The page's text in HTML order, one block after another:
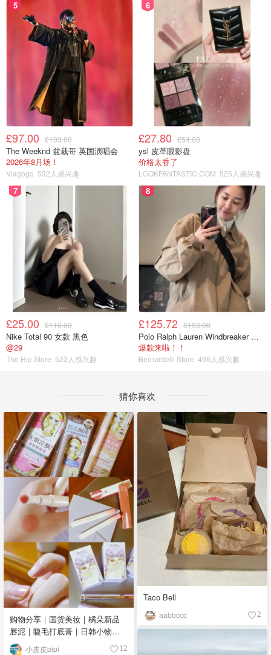
5
£97.00 £103.00
The Weeknd 盆栽哥 英国演唱会
2026年8月场！
Viagogo 532人感兴趣
6
£27.80 £54.00
ysl 皮革眼影盘
价格太香了
LOOKFANTASTIC.COM 525人感兴趣
7
£25.00 £110.00
Nike Total 90 女款 黑色
@29
The Hip Store 523人感兴趣
8
£125.72 £193.00
Polo Ralph Lauren Windbreaker 夹克 薄款
爆款来啦！！
Bernardelli Store 466人感兴趣
猜你喜欢
购物分享｜国货美妆｜橘朵新品
唇泥｜睫毛打底膏｜日韩小物｜
眼线笔｜美甲DIY💅
小皮皮pipi 12
Taco Bell
aabbccc 2